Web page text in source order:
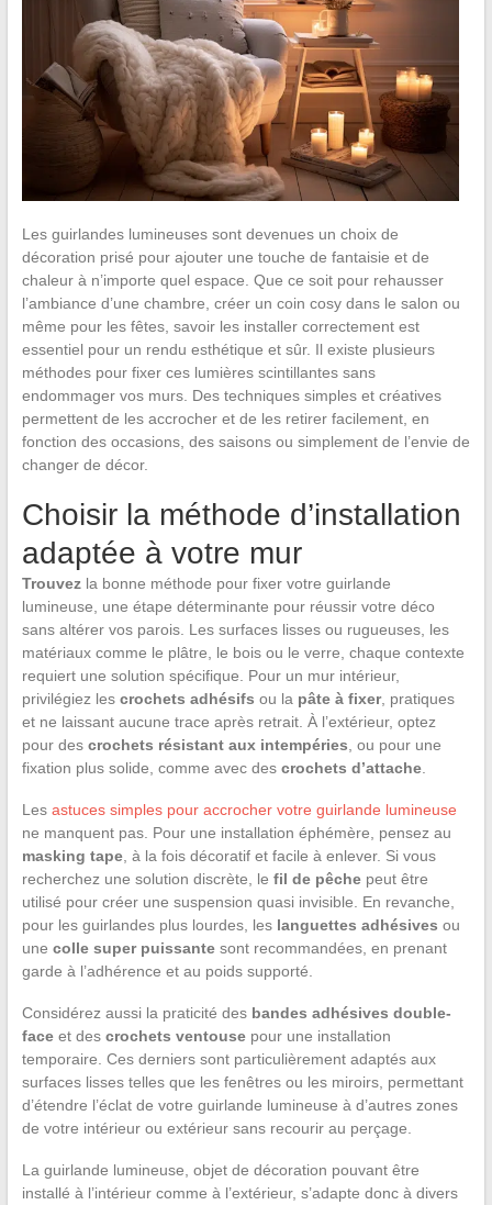
Les guirlandes lumineuses sont devenues un choix de
décoration prisé pour ajouter une touche de fantaisie et de
chaleur à n’importe quel espace. Que ce soit pour rehausser
l’ambiance d’une chambre, créer un coin cosy dans le salon ou
même pour les fêtes, savoir les installer correctement est
essentiel pour un rendu esthétique et sûr. Il existe plusieurs
méthodes pour fixer ces lumières scintillantes sans
endommager vos murs. Des techniques simples et créatives
permettent de les accrocher et de les retirer facilement, en
fonction des occasions, des saisons ou simplement de l’envie de
changer de décor.
Choisir la méthode d’installation
adaptée à votre mur
Trouvezla bonne méthode pour fixer votre guirlande
lumineuse, une étape déterminante pour réussir votre déco
sans altérer vos parois. Les surfaces lisses ou rugueuses, les
matériaux comme le plâtre, le bois ou le verre, chaque contexte
requiert une solution spécifique. Pour un mur intérieur,
privilégiez les crochets adhésifs ou la pâte à fixer, pratiques
et ne laissant aucune trace après retrait. À l’extérieur, optez
pour des crochets résistant aux intempéries , ou pour une
fixation plus solide, comme avec des crochets d’attache.
Les astuces simples pour accrocher votre guirlande lumineuse
ne manquent pas. Pour une installation éphémère, pensez au
masking tape, à la fois décoratif et facile à enlever. Si vous
recherchez une solution discrète, le fil de pêchepeut être
utilisé pour créer une suspension quasi invisible. En revanche,
pour les guirlandes plus lourdes, les languettes adhésives ou
une colle super puissantesont recommandées, en prenant
garde à l’adhérence et au poids supporté.
Considérez aussi la praticité des bandes adhésives double-
faceet des crochets ventousepour une installation
temporaire. Ces derniers sont particulièrement adaptés aux
surfaces lisses telles que les fenêtres ou les miroirs, permettant
d’étendre l’éclat de votre guirlande lumineuse à d’autres zones
de votre intérieur ou extérieur sans recourir au perçage.
La guirlande lumineuse, objet de décoration pouvant être
installé à l’intérieur comme à l’extérieur, s’adapte donc à divers